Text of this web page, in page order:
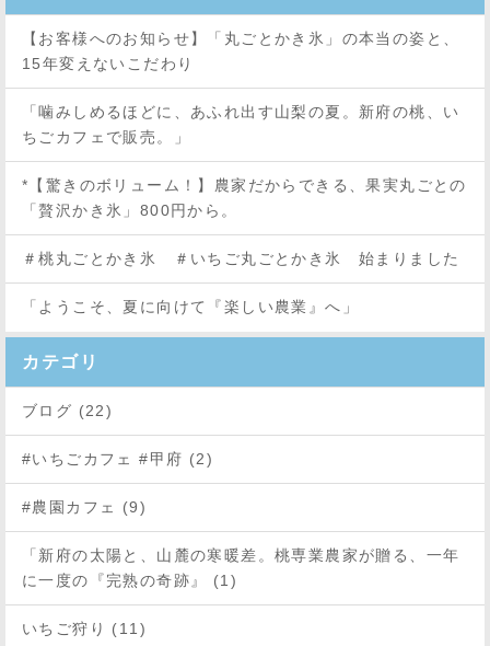
【お客様へのお知らせ】「丸ごとかき氷」の本当の姿と、
15年変えないこだわり
「噛みしめるほどに、あふれ出す山梨の夏。新府の桃、い
ちごカフェで販売。」
*【驚きのボリューム！】農家だからできる、果実丸ごとの
「贅沢かき氷」800円から。
＃桃丸ごとかき氷 ＃いちご丸ごとかき氷 始まりました
「ようこそ、夏に向けて『楽しい農業』へ」
カテゴリ
ブログ (22)
#いちごカフェ #甲府 (2)
#農園カフェ (9)
「新府の太陽と、山麓の寒暖差。桃専業農家が贈る、一年
に一度の『完熟の奇跡』 (1)
いちご狩り (11)